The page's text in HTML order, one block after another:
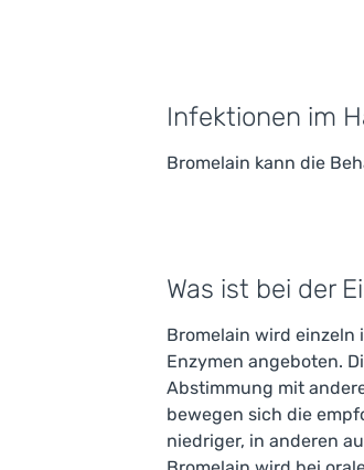
Infektionen im
Bromelain kann die
Was ist bei der
Bromelain wird einzeln
Enzymen angeboten.
Abstimmung mit
bewegen sich die
niedriger, in anderen